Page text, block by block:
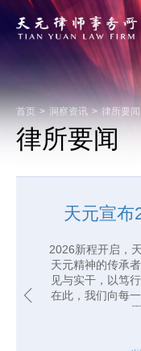
首页 > 洞察资讯 > 律所要闻
律所要闻
初心不改
金秋时节，天元
主线，组织开展
律师带领近二十
天元宣布
2026新程开启，
天元精神的传承
见与实干，以笃
在此，我们向每